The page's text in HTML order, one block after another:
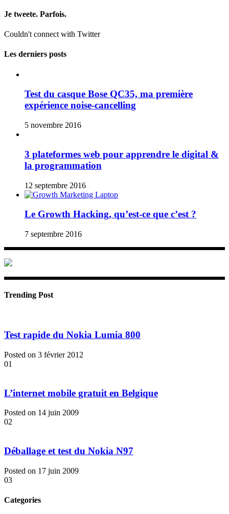
Je tweete. Parfois.
Couldn't connect with Twitter
Les derniers posts
Test du casque Bose QC35, ma première
expérience noise-cancelling
5 novembre 2016
3 plateformes web pour apprendre le digital &
la programmation
12 septembre 2016
Le Growth Hacking, qu’est-ce que c’est ?
7 septembre 2016
Trending Post
Test rapide du Nokia Lumia 800
Posted on 3 février 2012
01
L’internet mobile gratuit en Belgique
Posted on 14 juin 2009
02
Déballage et test du Nokia N97
Posted on 17 juin 2009
03
Categories